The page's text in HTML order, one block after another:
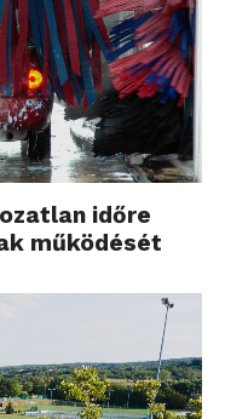
időre
működését